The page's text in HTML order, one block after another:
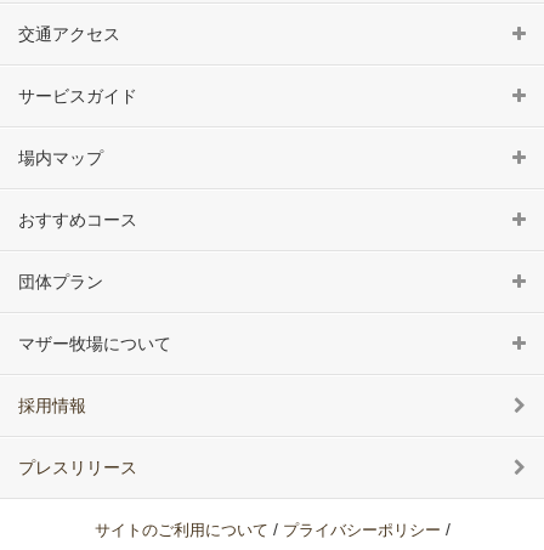
交通アクセス
サービスガイド
場内マップ
おすすめコース
団体プラン
マザー牧場について
採用情報
プレスリリース
サイトのご利用について / プライバシーポリシー /